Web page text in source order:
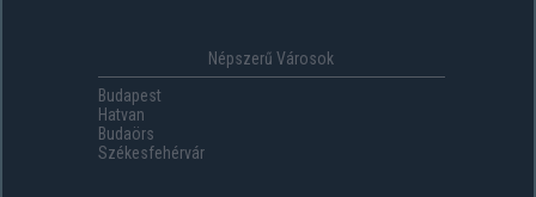
Népszerű Városok
Budapest
Hatvan
Budaörs
Székesfehérvár